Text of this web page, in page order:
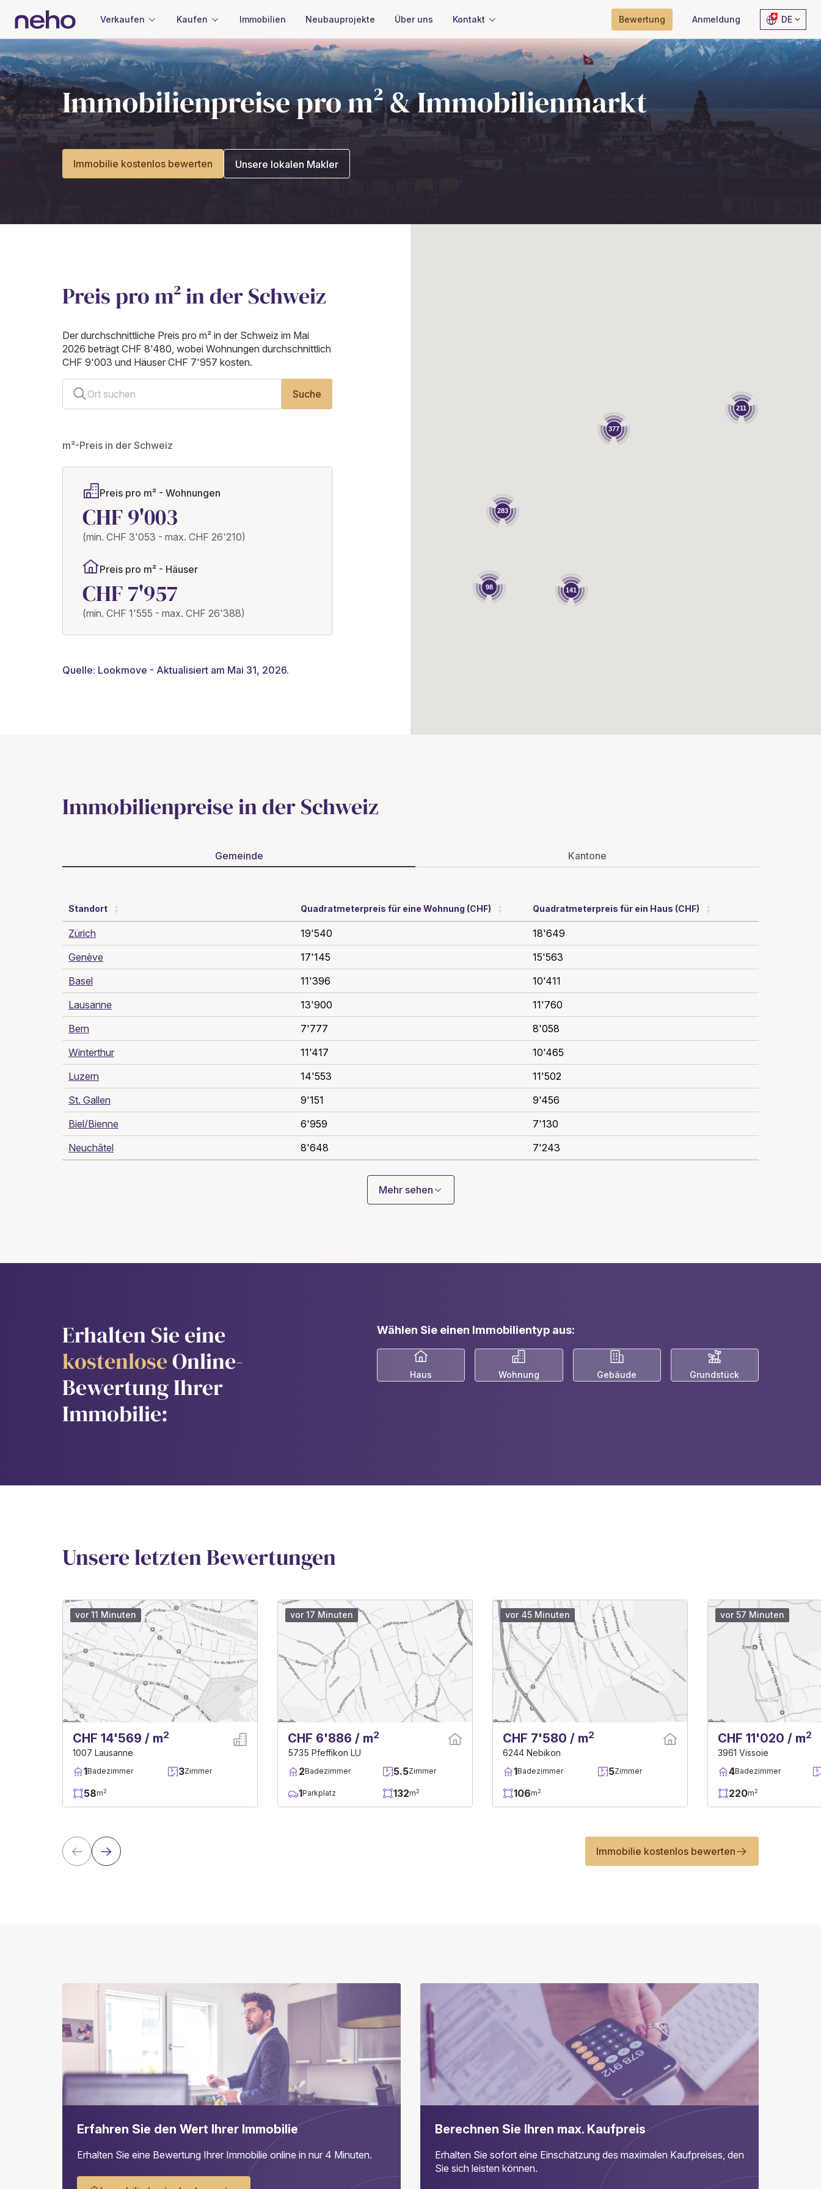
Verkaufen Kaufen Immobilien Neubauprojekte Über uns Kontakt Bewertung Anmeldung DE
Immobilienpreise pro m² & Immobilienmarkt
Immobilie kostenlos bewerten Unsere lokalen Makler
Preis pro m² in der Schweiz
Der durchschnittliche Preis pro m² in der Schweiz im Mai
2026 beträgt CHF 8'480, wobei Wohnungen durchschnittlich
CHF 9'003 und Häuser CHF 7'957 kosten.
Ort suchen
Suche
m²-Preis in der Schweiz
Preis pro m² - Wohnungen
CHF 9'003
(min. CHF 3'053 - max. CHF 26'210)
Preis pro m² - Häuser
CHF 7'957
(min. CHF 1'555 - max. CHF 26'388)
Quelle: Lookmove - Aktualisiert am Mai 31, 2026.
Immobilienpreise in der Schweiz
Gemeinde Kantone
Standort Quadratmeterpreis für eine Wohnung (CHF) Quadratmeterpreis für ein Haus (CHF)
Zürich 19'540
18'649
Genève
17'145
15'563
Basel
11'396
10'411
Lausanne
13'900
11'760
Bern
7'777
8'058
Winterthur
11'417
10'465
Luzern
14'553
11'502
St. Gallen
9'151
9'456
Biel/Bienne
6'959
7'130
Neuchâtel
8'648 7'243
Mehr sehen
Erhalten Sie eine
kostenloseOnline-
Bewertung Ihrer
Immobilie:
Wählen Sie einen Immobilientyp aus:
Haus Wohnung Gebäude Grundstück
Unsere letzten Bewertungen
vor 11 Minuten
CHF 14'569 / m2
1007 Lausanne
1Badezimmer 3Zimmer
58m2
vor 17 Minuten
CHF 6'886 / m2
5735 Pfeffikon LU
2Badezimmer 5.5Zimmer
1Parkplatz 132m2
vor 45 Minuten
CHF 7'580 / m2
6244 Nebikon
1Badezimmer 5Zimmer
106m2
vor 57 Minuten
CHF 11'020 / m2
3961 Vissoie
4Badezimmer
220m2
Immobilie kostenlos bewerten
Erfahren Sie den Wert Ihrer Immobilie
Erhalten Sie eine Bewertung Ihrer Immobilie online in nur 4 Minuten.
Berechnen Sie Ihren max. Kaufpreis
Erhalten Sie sofort eine Einschätzung des maximalen Kaufpreises, den
Sie sich leisten können.